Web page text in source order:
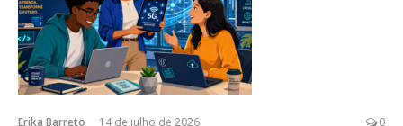
Erika Barreto 14 de julho de 2026 0